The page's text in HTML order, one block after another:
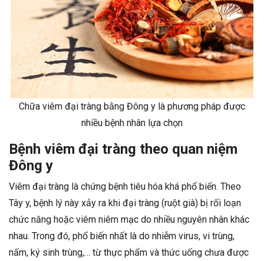
Chữa viêm đại tràng bằng Đông y là phương pháp được
nhiều bệnh nhân lựa chọn
Bệnh viêm đại tràng theo quan niệm
Đông y
Viêm đại tràng là chứng bệnh tiêu hóa khá phổ biến. Theo
Tây y, bệnh lý này xảy ra khi đại tràng (ruột già) bị rối loạn
chức năng hoặc viêm niêm mạc do nhiều nguyên nhân khác
nhau. Trong đó, phổ biến nhất là do nhiễm virus, vi trùng,
nấm, ký sinh trùng,… từ thực phẩm và thức uống chưa được